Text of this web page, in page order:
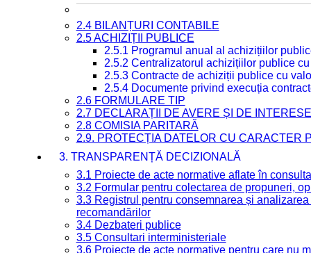
2.4 BILANȚURI CONTABILE
2.5 ACHIZIȚII PUBLICE
2.5.1 Programul anual al achizițiilor
2.5.2 Centralizatorul achizițiilor publice
2.5.3 Contracte de achiziții publice cu
2.5.4 Documente privind execuția
2.6 FORMULARE TIP
2.7 DECLARAȚII DE AVERE ȘI DE INTERESE
2.8 COMISIA PARITARĂ
2.9. PROTECȚIA DATELOR CU CARACTER
3. TRANSPARENȚĂ DECIZIONALĂ
3.1 Proiecte de acte normative aflate în
3.2 Formular pentru colectarea de propuneri,
3.3 Registrul pentru consemnarea și
recomandărilor
3.4 Dezbateri publice
3.5 Consultari interministeriale
3.6 Proiecte de acte normative pentru care nu